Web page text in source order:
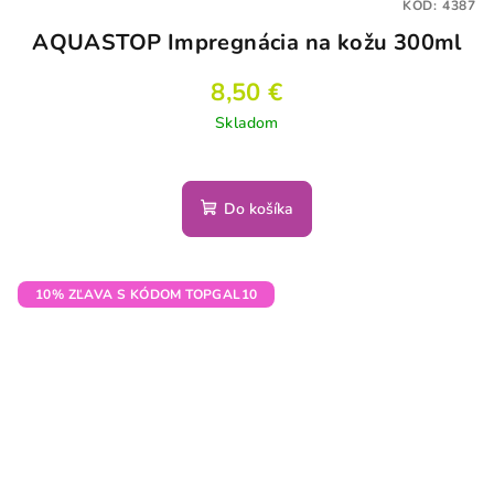
AQUASTOP Impregnácia na kožu 300ml
8,50 €
Skladom
Do košíka
KÓD: 4387
10% ZĽAVA S KÓDOM TOPGAL10